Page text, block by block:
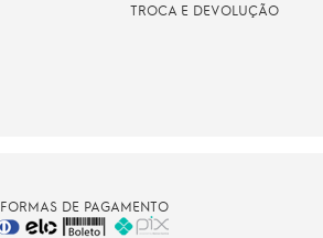
TROCA E DEVOLUÇÃO
FORMAS DE PAGAMENTO